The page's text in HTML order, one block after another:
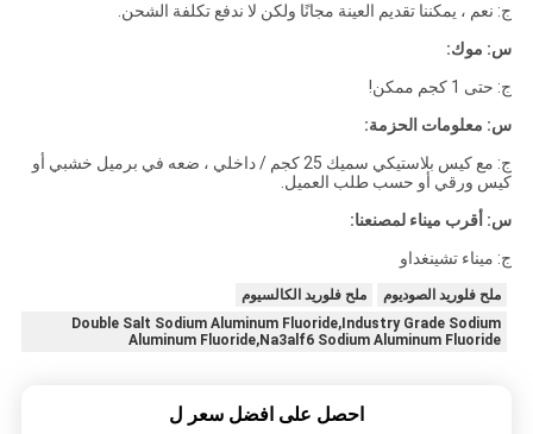
ج: نعم ، يمكننا تقديم العينة مجانًا ولكن لا ندفع تكلفة الشحن.
س: موك:
ج: حتى 1 كجم ممكن!
س: معلومات الحزمة:
ج: مع كيس بلاستيكي سميك 25 كجم / داخلي ، ضعه في برميل خشبي أو
كيس ورقي أو حسب طلب العميل.
س: أقرب ميناء لمصنعنا:
ج: ميناء تشينغداو
ملح فلوريد الصوديوم
ملح فلوريد الكالسيوم
Double Salt Sodium Aluminum Fluoride,Industry Grade Sodium
Aluminum Fluoride,Na3alf6 Sodium Aluminum Fluoride
احصل على افضل سعر ل